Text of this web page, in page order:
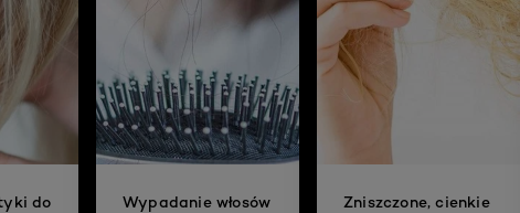
do
Wypadanie włosów
Zniszczone, cienkie